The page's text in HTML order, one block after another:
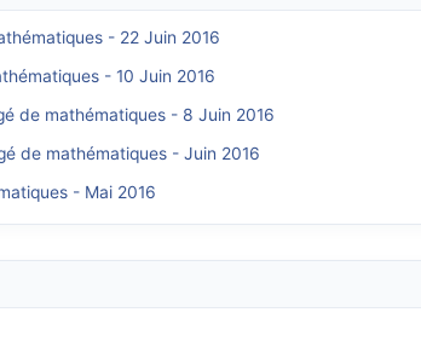
- 22 Juin 2016
- 10 Juin 2016
de mathématiques - 8 Juin 2016
de mathématiques - Juin 2016
- Mai 2016